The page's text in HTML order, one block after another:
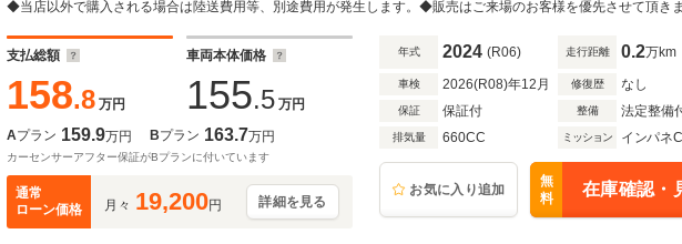
物センサー LEDヘッドライト タイプCソケット プッシュスタ
マートキー ターボ
支払総額
158.8 万円
車両本体価格
155.5 万円
Aプラン 159.9万円 Bプラン 163.7万円
カーセンサーアフター保証がBプランに付いています
通常
ローン価格
月々 19,200円 詳細を見る
年式 2024 (R06) 走行距離 0.2万km
車検 2026(R08)年12月 修復歴 なし
保証 保証付 整備 法定整備
排気量 660CC ミッション インパネ
お気に入り追加
無
料
在庫確認・